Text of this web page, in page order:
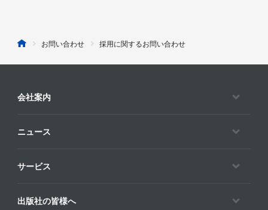
お問い合わせ 採用に関するお問い合わせ
会社案内
ニュース
サービス
出版社の皆様へ